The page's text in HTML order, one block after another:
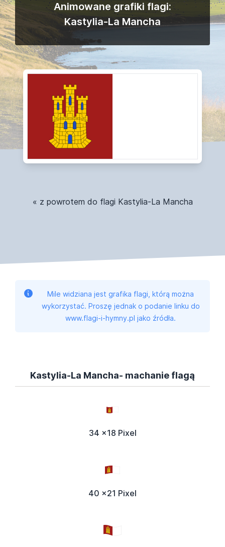
Animowane grafiki flagi:
Kastylia-La Mancha
« z powrotem do flagi Kastylia-La Mancha
Mile widziana jest grafika flagi, którą można
wykorzystać. Proszę jednak o podanie linku do
www.flagi-i-hymny.pl jako źródła.
Kastylia-La Mancha- machanie flagą
34 x18 Pixel
40 x21 Pixel